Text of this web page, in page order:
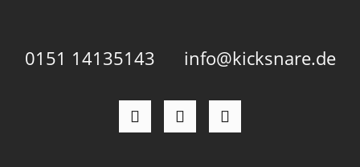
0151 14135143 info@kicksnare.de
Wünscht euch
kick+snare, eure